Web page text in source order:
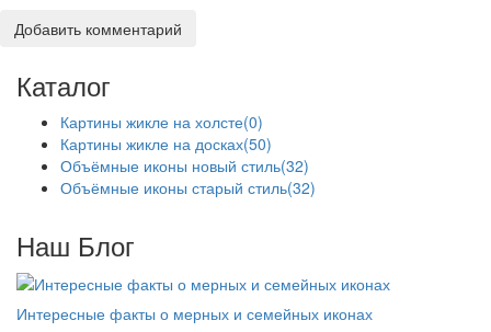
Добавить комментарий
Каталог
Картины жикле на холсте(0)
Картины жикле на досках(50)
Объёмные иконы новый стиль(32)
Объёмные иконы старый стиль(32)
Наш Блог
Интересные факты о мерных и семейных иконах